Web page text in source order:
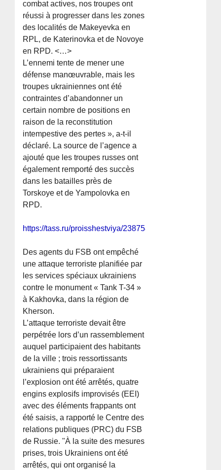
combat actives, nos troupes ont
réussi à progresser dans les zones
des localités de Makeyevka en
RPL, de Katerinovka et de Novoye
en RPD. <…>
L’ennemi tente de mener une
défense manœuvrable, mais les
troupes ukrainiennes ont été
contraintes d’abandonner un
certain nombre de positions en
raison de la reconstitution
intempestive des pertes », a-t-il
déclaré. La source de l’agence a
ajouté que les troupes russes ont
également remporté des succès
dans les batailles près de
Torskoye et de Yampolovka en
RPD.
https://tass.ru/proisshestviya/23875837
Des agents du FSB ont empêché
une attaque terroriste planifiée par
les services spéciaux ukrainiens
contre le monument « Tank T-34 »
à Kakhovka, dans la région de
Kherson.
L’attaque terroriste devait être
perpétrée lors d’un rassemblement
auquel participaient des habitants
de la ville ; trois ressortissants
ukrainiens qui préparaient
l’explosion ont été arrêtés, quatre
engins explosifs improvisés (EEI)
avec des éléments frappants ont
été saisis, a rapporté le Centre des
relations publiques (PRC) du FSB
de Russie. "À la suite des mesures
prises, trois Ukrainiens ont été
arrêtés, qui ont organisé la